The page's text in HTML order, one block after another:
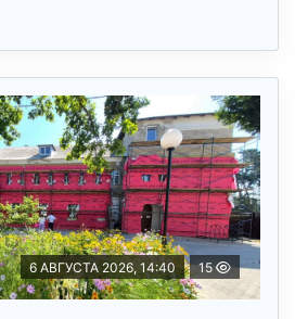
6 АВГУСТА 2026, 14:40 15